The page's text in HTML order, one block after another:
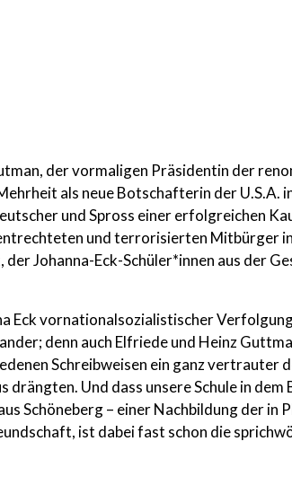
der vormaligen Präsidentin der
als neue Botschafterin der U.S.A.
und Spross einer erfolgreichen
und terrorisierten Mitbürger
Johanna-Eck-Schüler*innen aus der
Eck vornationalsozialistischer
denn auch Elfriede und Heinz
Schreibweisen ein ganz vertrauter
Und dass unsere Schule in dem
Schöneberg – einer Nachbildung der in
ist dabei fast schon die